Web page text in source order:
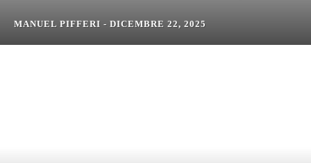
MANUEL PIFFERI - DICEMBRE 22, 2025